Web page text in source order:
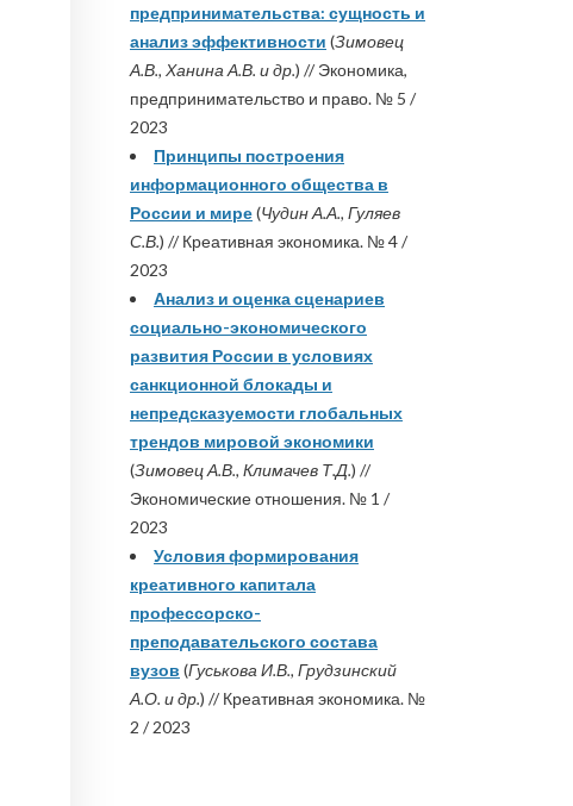
предпринимательства: сущность и
анализ эффективности (Зимовец
А.В., Ханина А.В. и др.) // Экономика,
предпринимательство и право. № 5 /
2023
Принципы построения
информационного общества в
России и мире(Чудин А.А., Гуляев
С.В.) // Креативная экономика. № 4 /
2023
Анализ и оценка сценариев
социально-экономического
развития России в условиях
санкционной блокады и
непредсказуемости глобальных
трендов мировой экономики
(Зимовец А.В., Климачев Т.Д.) //
Экономические отношения. № 1 /
2023
Условия формирования
креативного капитала
профессорско-
преподавательского состава
вузов (Гуськова И.В., Грудзинский
А.О. и др.) // Креативная экономика. №
2 / 2023